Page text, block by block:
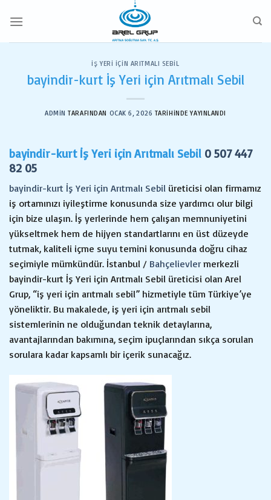
atla
İŞ YERI IÇIN ARITMALI SEBIL
bayindir-kurt İş Yeri için Arıtmalı Sebil
ADMIN TARAFINDAN OCAK 6, 2026 TARIHINDE YAYINLANDI
bayindir-kurt İş Yeri için Arıtmalı Sebil 0 507 447
82 05
bayindir-kurt İş Yeri için Arıtmalı Sebil üreticisi olan firmamız
iş ortamınızı iyileştirme konusunda size yardımcı olur bilgi
için bize ulaşın. İş yerlerinde hem çalışan memnuniyetini
yükseltmek hem de hijyen standartlarını en üst düzeyde
tutmak, kaliteli içme suyu temini konusunda doğru cihaz
seçimiyle mümkündür. İstanbul / Bahçelievler merkezli
bayindir-kurt İş Yeri için Arıtmalı Sebil üreticisi olan Arel
Grup, “iş yeri için arıtmalı sebil” hizmetiyle tüm Türkiye’ye
yöneliktir. Bu makalede, iş yeri için arıtmalı sebil
sistemlerinin ne olduğundan teknik detaylarına,
avantajlarından bakımına, seçim ipuçlarından sıkça sorulan
sorulara kadar kapsamlı bir içerik sunacağız.